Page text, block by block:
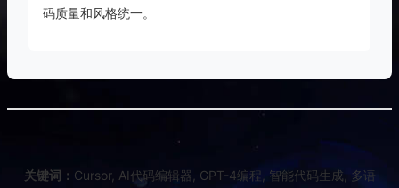
码质量和风格统一。
关键词： Cursor, AI代码编辑器, GPT-4编程, 智能代码生成, 多语